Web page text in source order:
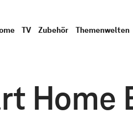
TV Zubehör Themenwelten
Home